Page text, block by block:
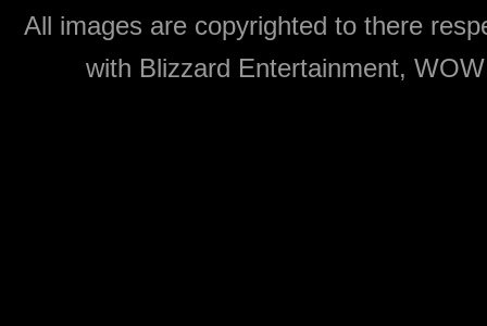
All images are copyrighted to there
with Blizzard Entertainment,